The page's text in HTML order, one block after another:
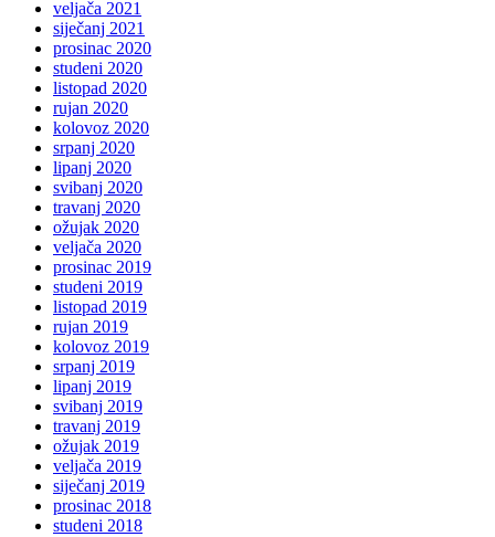
veljača 2021
siječanj 2021
prosinac 2020
studeni 2020
listopad 2020
rujan 2020
kolovoz 2020
srpanj 2020
lipanj 2020
svibanj 2020
travanj 2020
ožujak 2020
veljača 2020
prosinac 2019
studeni 2019
listopad 2019
rujan 2019
kolovoz 2019
srpanj 2019
lipanj 2019
svibanj 2019
travanj 2019
ožujak 2019
veljača 2019
siječanj 2019
prosinac 2018
studeni 2018